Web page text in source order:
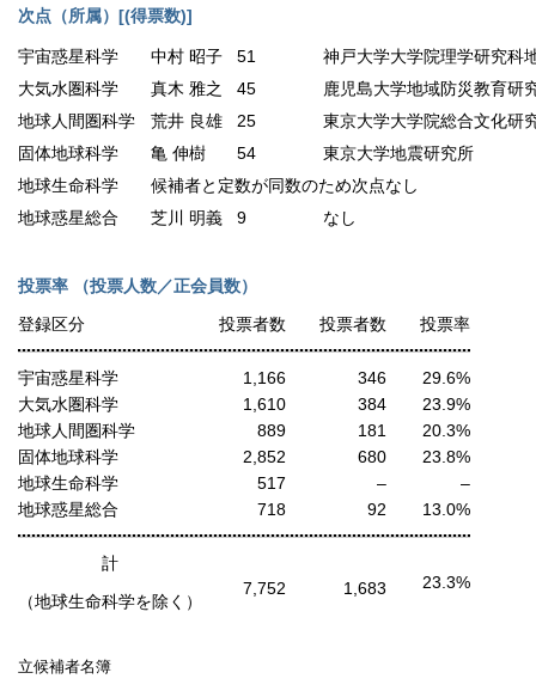
次点（所属）[(得票数)]
宇宙惑星科学 中村 昭子 51
神戸大学大学院理学研究科
大気水圏科学
真木 雅之 45
鹿児島大学地域防災教育研
地球人間圏科学
荒井 良雄 25
東京大学大学院総合文化研
固体地球科学
亀 伸樹 54
東京大学地震研究所
地球生命科学
候補者と定数が同数のため次点なし
地球惑星総合
芝川 明義 9 なし
投票率 （投票人数／正会員数）
登録区分
投票者数 投票者数 投票率
宇宙惑星科学 1,166 346
29.6%
大気水圏科学
1,610 384
23.9%
地球人間圏科学
889 181
20.3%
固体地球科学
2,852 680
23.8%
地球生命科学
517 –
–
地球惑星総合
718 92 13.0%
計
（地球生命科学を除く）
7,752 1,683 23.3%
立候補者名簿